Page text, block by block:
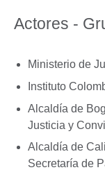
Actores -
Ministerio de
Instituto
Alcaldía de
Justicia y
Alcaldía de
Secretaría de